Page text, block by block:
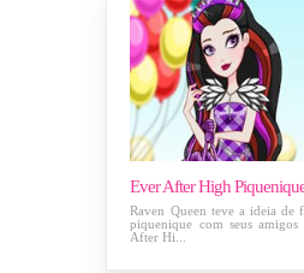
Raven Queen teve a ideia de
piquenique com seus
After Hi...